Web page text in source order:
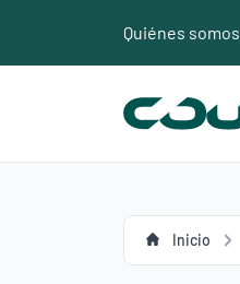
Quiénes somos
Inicio